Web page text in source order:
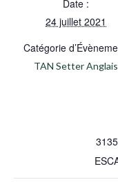
Date :
24 juillet 2021
Catégorie
TAN Setter Anglais